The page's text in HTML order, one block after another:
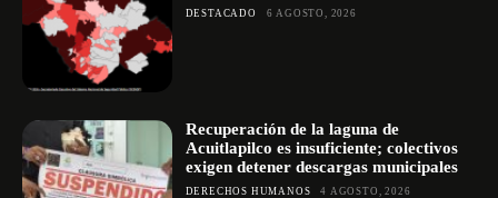
DESTACADO 6 AGOSTO, 2026
Recuperación de la laguna de
Acuitlapilco es insuficiente; colectivos
exigen detener descargas municipales
DERECHOS HUMANOS 4 AGOSTO, 2026